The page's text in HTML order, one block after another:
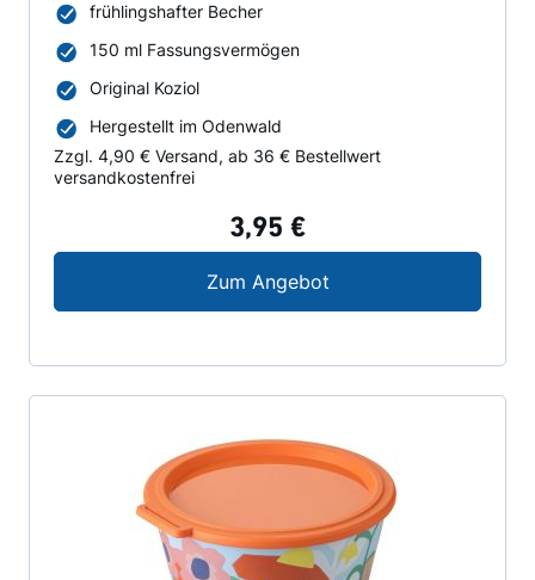
frühlingshafter Becher
150 ml Fassungsvermögen
Original Koziol
Hergestellt im Odenwald
Zzgl. 4,90 € Versand, ab 36 € Bestellwert
versandkostenfrei
3,95 €
Zum AngebotKoziol Becher Nora